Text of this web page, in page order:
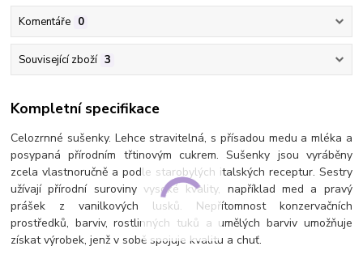
Komentáře 0
Související zboží 3
Kompletní specifikace
Celozrnné sušenky. Lehce stravitelná, s přísadou medu a mléka a
posypaná přírodním třtinovým cukrem. Sušenky jsou vyráběny
zcela vlastnoručně a podle starobylých italských receptur. Sestry
užívají přírodní suroviny vysoké kvality, například med a pravý
prášek z vanilkových lusků. Nepřítomnost konzervačních
prostředků, barviv, rostlinných tuků a umělých barviv umožňuje
získat výrobek, jenž v sobě spojuje kvalitu a chuť.